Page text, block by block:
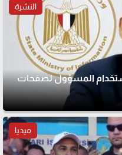
النشرة
المسؤول لصفحات
ميديا